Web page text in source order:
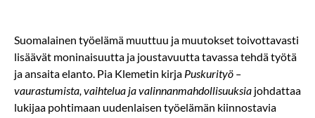
Suomalainen työelämä muuttuu ja muutokset toivottavasti
lisäävät moninaisuutta ja joustavuutta tavassa tehdä työtä
ja ansaita elanto. Pia Klemetin kirja Puskurityö –
vaurastumista, vaihtelua ja valinnanmahdollisuuksia johdattaa
lukijaa pohtimaan uudenlaisen työelämän kiinnostavia